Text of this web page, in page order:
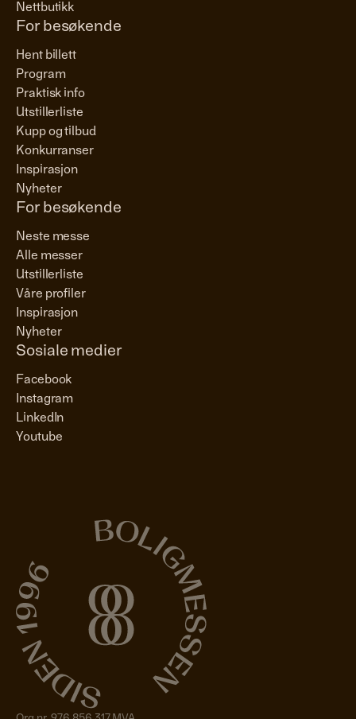
Nettbutikk
For besøkende
Hent billett
Program
Praktisk info
Utstillerliste
Kupp og tilbud
Konkurranser
Inspirasjon
Nyheter
For besøkende
Neste messe
Alle messer
Utstillerliste
Våre profiler
Inspirasjon
Nyheter
Sosiale medier
Facebook
Instagram
LinkedIn
Youtube